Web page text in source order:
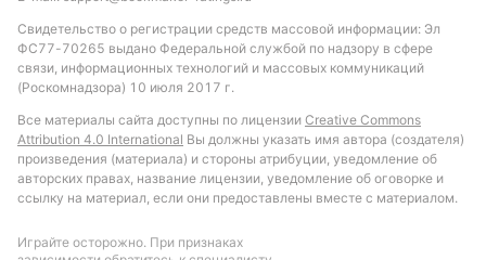
Свидетельство о регистрации средств массовой информации: Эл
ФС77-70265 выдано Федеральной службой по надзору в сфере
связи, информационных технологий и массовых коммуникаций
(Роскомнадзора) 10 июля 2017 г.
Все материалы сайта доступны по лицензии Creative Commons
Attribution 4.0 International Вы должны указать имя автора (создателя)
произведения (материала) и стороны атрибуции, уведомление об
авторских правах, название лицензии, уведомление об оговорке и
ссылку на материал, если они предоставлены вместе с материалом.
Играйте осторожно. При признаках